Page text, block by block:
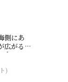
側にあ
広がる
by 星野
)